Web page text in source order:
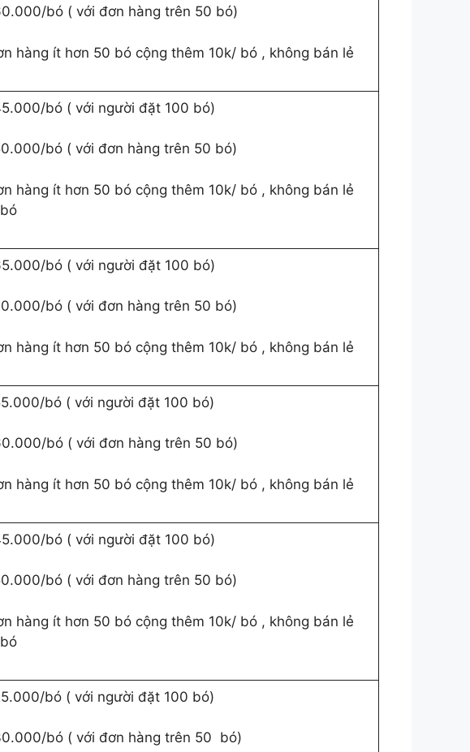
bó ( với đơn hàng trên 50 bó)
hàng ít hơn 50 bó cộng thêm 10k/ bó , không bán lẻ
bó ( với người đặt 100 bó)
bó ( với đơn hàng trên 50 bó)
hàng ít hơn 50 bó cộng thêm 10k/ bó , không bán lẻ
bó ( với người đặt 100 bó)
bó ( với đơn hàng trên 50 bó)
hàng ít hơn 50 bó cộng thêm 10k/ bó , không bán lẻ
bó ( với người đặt 100 bó)
bó ( với đơn hàng trên 50 bó)
hàng ít hơn 50 bó cộng thêm 10k/ bó , không bán lẻ
bó ( với người đặt 100 bó)
bó ( với đơn hàng trên 50 bó)
hàng ít hơn 50 bó cộng thêm 10k/ bó , không bán lẻ
bó ( với người đặt 100 bó)
bó ( với đơn hàng trên 50 bó)